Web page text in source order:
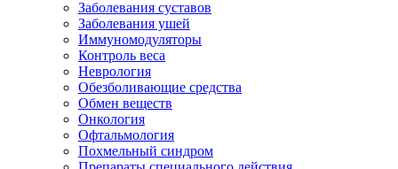
Заболевания суставов
Заболевания ушей
Иммуномодуляторы
Контроль веса
Неврология
Обезболивающие средства
Обмен веществ
Онкология
Офтальмология
Похмельный синдром